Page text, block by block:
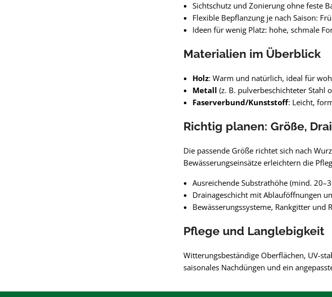
Sichtschutz und Zonierung ohne feste
Flexible Bepflanzung je nach Saison:
Ideen für wenig Platz: hohe, schmale
Materialien im Überblick
Holz: Warm und natürlich, ideal für
Metall (z. B. pulverbeschichteter Stahl
Faserverbund/Kunststoff: Leicht,
Richtig planen: Größe,
Die passende Größe richtet sich nach
Bewässerungseinsätze erleichtern die
Ausreichende Substrathöhe (mind.
Drainageschicht mit Ablauföffnungen
Bewässerungssysteme, Rankgitter und
Pflege und Langlebigkeit
Witterungsbeständige Oberflächen, UV-
saisonales Nachdüngen und ein